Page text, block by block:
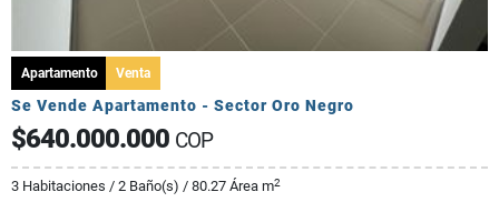
Apartamento Venta
Se Vende Apartamento - Sector Oro Negro
$640.000.000 COP
3 Habitaciones / 2 Baño(s) / 80.27 Área m2